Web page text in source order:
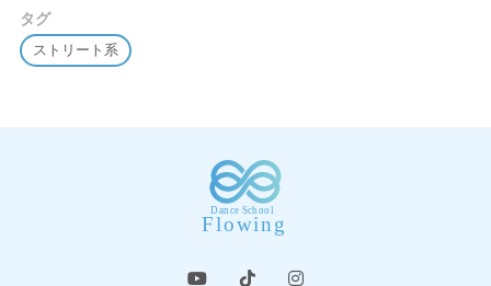
タグ
ストリート系